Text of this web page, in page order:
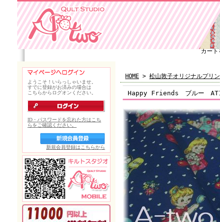
カート
HOME > 松山敦子オリジナルプリ
Happy Friends ブルー